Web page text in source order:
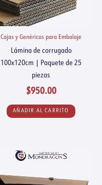
Cajas y Genéricos para Embalaje
Lámina de corrugado
100x120cm | Paquete de 25
piezas
$950.00
AÑADIR AL CARRITO